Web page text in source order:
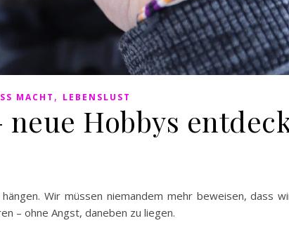
MACHT , LEBENSLUST
Hobbys
Wir müssen niemandem mehr beweisen, dass
– ohne Angst, daneben zu liegen.